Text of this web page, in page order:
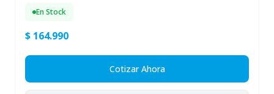
En Stock
$ 164.990
Cotizar Ahora